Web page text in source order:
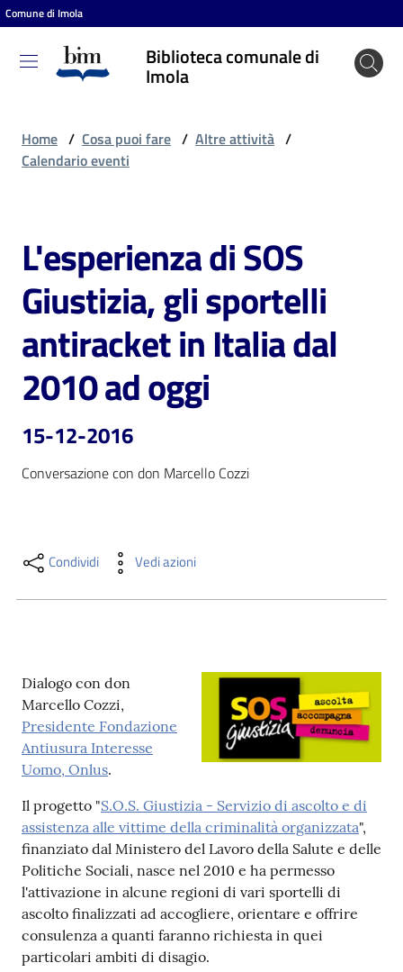
Vai al contenuto
Vai alla navigazione
Vai al footer
Comune di Imola
Biblioteca comunale di
Imola
Biblioteca
comunale
Cosa
puoi
fare
Scopri
contenuti
Piani
Archivio
storico
Decentrate
Patto
per
la
lettura
Home / Cosa puoi fare / Altre attività /
Calendario eventi
Salta al contenuto
L'esperienza di SOS
Giustizia, gli sportelli
antiracket in Italia dal
2010 ad oggi
15-12-2016
Conversazione con don Marcello Cozzi
Condividi Vedi azioni
Dialogo con don
Marcello Cozzi,
Presidente Fondazione
Antiusura Interesse
Uomo, Onlus.
Il progetto "S.O.S. Giustizia - Servizio di ascolto e di
assistenza alle vittime della criminalità organizzata",
finanziato dal Ministero del Lavoro della Salute e delle
Politiche Sociali, nasce nel 2010 e ha permesso
l'attivazione in alcune regioni di vari sportelli di
ascolto finalizzati ad accogliere, orientare e offrire
consulenza a quanti faranno richiesta in quei
particolari ambiti di disagio.